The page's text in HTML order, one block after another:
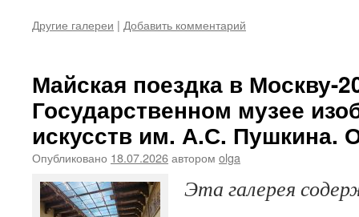
Другие галереи | Добавить комментарий
Майская поездка в Москву-
Государственном музее
искусств им. А.С. Пушкина.
Опубликовано 18.07.2026автором olga
Эта галерея